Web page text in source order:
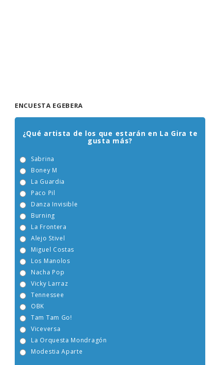
ENCUESTA EGEBERA
¿Qué artista de los que estarán en La Gira te
gusta más?
Sabrina
Boney M
La Guardia
Paco Pil
Danza Invisible
Burning
La Frontera
Alejo Stivel
Miguel Costas
Los Manolos
Nacha Pop
Vicky Larraz
Tennessee
OBK
Tam Tam Go!
Viceversa
La Orquesta Mondragón
Modestia Aparte